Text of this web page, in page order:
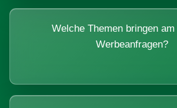
Welche Themen bringen
Werbeanfragen?